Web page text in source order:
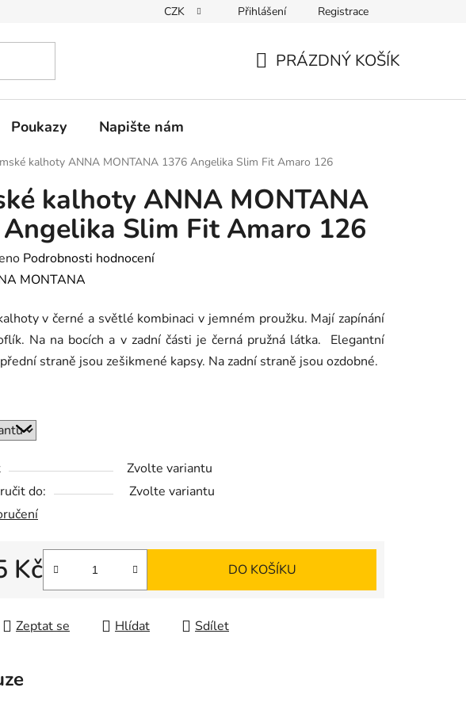
30 DNÍ NA ROZMYŠLENOU VRÁCENÍ ZBOŽÍ
CZK Přihlášení Registrace
PRÁZDNÝ KOŠÍK
Poukazy Napište nám
kalhoty ANNA MONTANA 1376 Angelika Slim Fit Amaro 126
kalhoty ANNA MONTANA
Slim Fit Amaro 126
Podrobnosti hodnocení
MONTANA
v černé a světlé kombinaci v jemném proužku. Mají zapínání
Na na bocích a v zadní části je černá pružná látka. Elegantní
straně jsou zešikmené kapsy. Na zadní straně jsou ozdobné.
Zvolte variantu
do:
Zvolte variantu
Kč DO KOŠÍKU
Zeptat se Hlídat Sdílet